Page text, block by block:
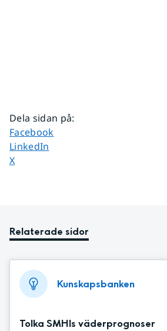
Dela sidan på:
Dela sidan på
Facebook
Dela sidan på
LinkedIn
Dela sidan på
X
Relaterade sidor
Kunskapsbanken
Tolka SMHIs väderprognoser